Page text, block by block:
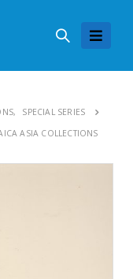
,
SPECIAL SERIES
ASIA COLLECTIONS